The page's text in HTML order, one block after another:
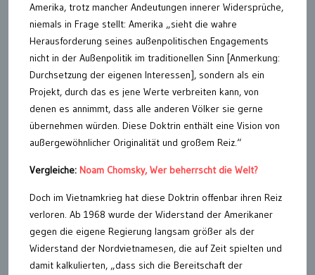
Amerika, trotz mancher Andeutungen innerer Widersprüche,
niemals in Frage stellt: Amerika „sieht die wahre
Herausforderung seines außenpolitischen Engagements
nicht in der Außenpolitik im traditionellen Sinn [Anmerkung:
Durchsetzung der eigenen Interessen], sondern als ein
Projekt, durch das es jene Werte verbreiten kann, von
denen es annimmt, dass alle anderen Völker sie gerne
übernehmen würden. Diese Doktrin enthält eine Vision von
außergewöhnlicher Originalität und großem Reiz.“
Vergleiche: Noam Chomsky, Wer beherrscht die Welt?
Doch im Vietnamkrieg hat diese Doktrin offenbar ihren Reiz
verloren. Ab 1968 wurde der Widerstand der Amerikaner
gegen die eigene Regierung langsam größer als der
Widerstand der Nordvietnamesen, die auf Zeit spielten und
damit kalkulierten, „dass sich die Bereitschaft der